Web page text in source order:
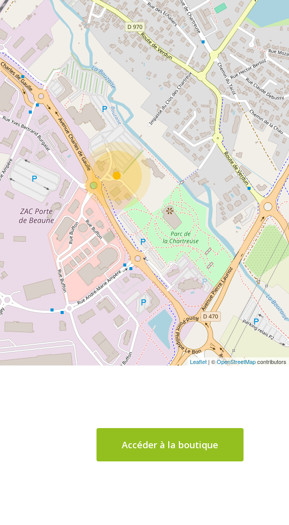
Leaflet | ©OpenStreetMapcontributors
Accéder à la boutique